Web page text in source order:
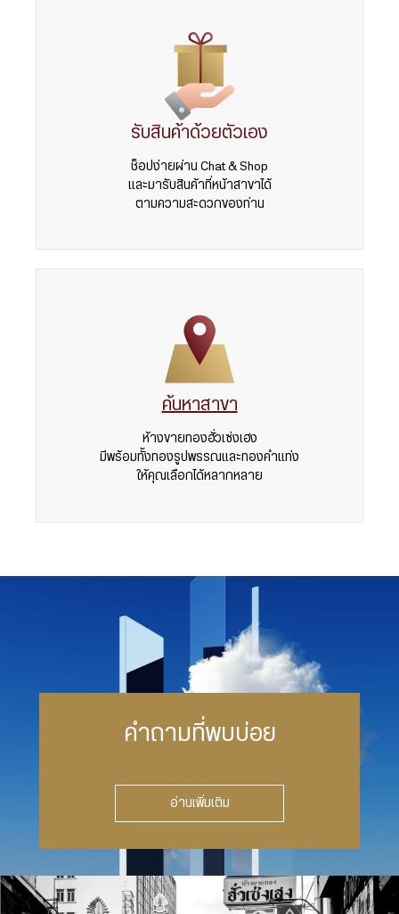
รับสินค้าด้วยตัวเอง
ช็อปง่ายผ่าน Chat & Shop
และมารับสินค้าที่หน้าสาขาได้
ตามความสะดวกของท่าน
ค้นหาสาขา
ห้างขายทองฮั่วเซ่งเฮง
มีพร้อมทั้งทองรูปพรรณและทองคำแท่ง
ให้คุณเลือกได้หลากหลาย
คำถามที่พบบ่อย
อ่านเพิ่มเติม